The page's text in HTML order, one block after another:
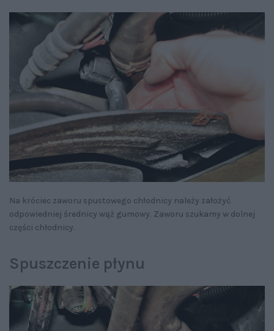
Na króciec zaworu spustowego chłodnicy należy założyć
odpowiedniej średnicy wąż gumowy. Zaworu szukamy w dolnej
części chłodnicy.
Spuszczenie płynu